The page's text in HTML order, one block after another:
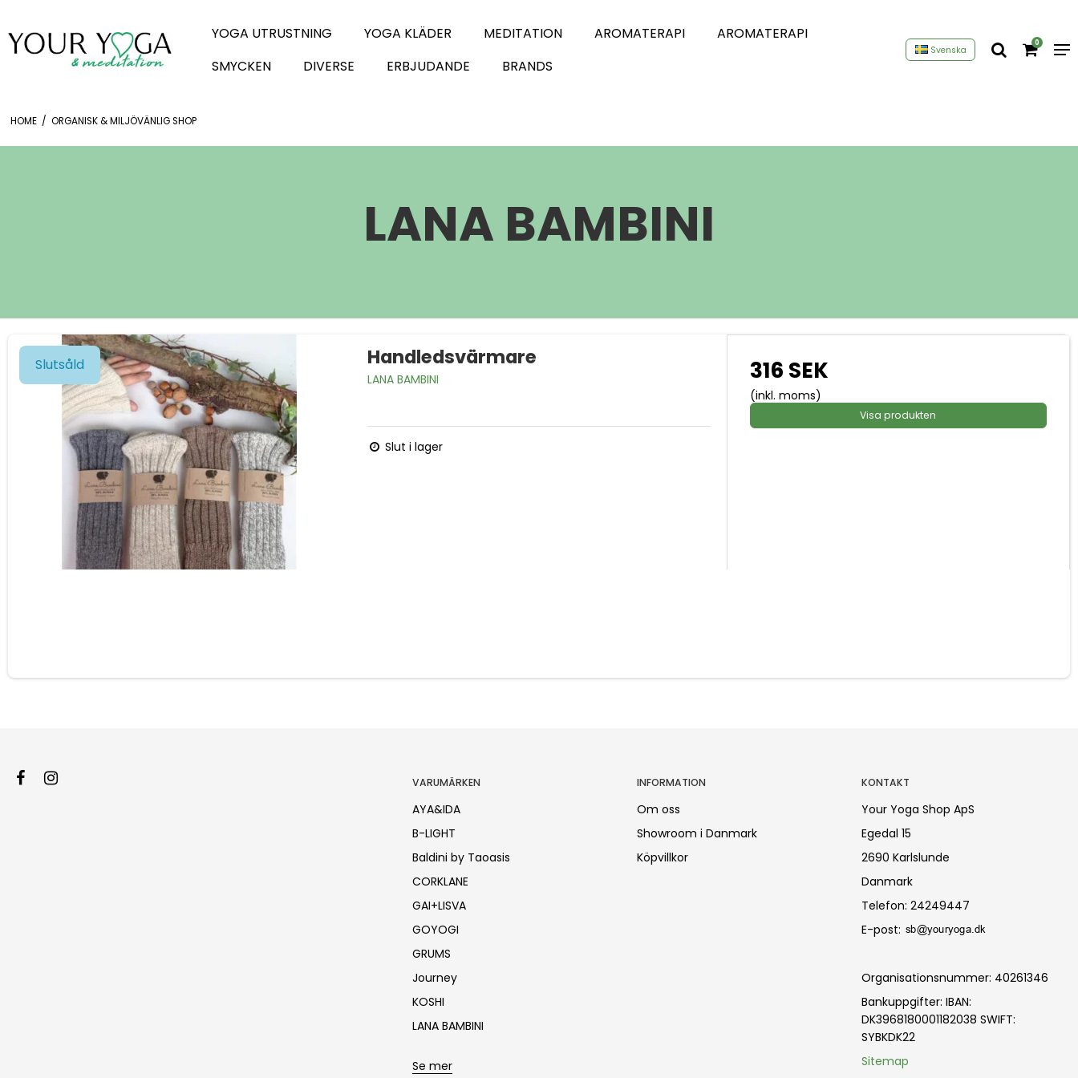
YOGA UTRUSTNING YOGA KLÄDER MEDITATION AROMATERAPI
AROMATERAPI
SMYCKEN
DIVERSE ERBJUDANDE BRANDS
Svenska
0
HOME / ORGANISK & MILJÖVÄNLIG SHOP
LANA BAMBINI
Slutsåld Handledsvärmare
LANA BAMBINI
Slut i lager
316 SEK
(inkl. moms)
Visa produkten
VARUMÄRKEN
AYA&IDA
B-LIGHT
Baldini by Taoasis
CORKLANE
GAI+LISVA
GOYOGI
GRUMS
Journey
KOSHI
LANA BAMBINI
Se mer
INFORMATION
Om oss
Showroom i Danmark
Köpvillkor
KONTAKT
Your Yoga Shop ApS
Egedal 15
2690 Karlslunde
Danmark
Telefon: 24249447
E-post:
Organisationsnummer: 40261346
Bankuppgifter: IBAN:
DK3968180001182038 SWIFT:
SYBKDK22
Sitemap